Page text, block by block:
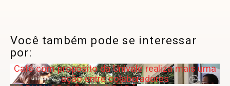
Você também pode se interessar
por:
Café com propósito da Univale realiza mais uma
ação entre colaboradores